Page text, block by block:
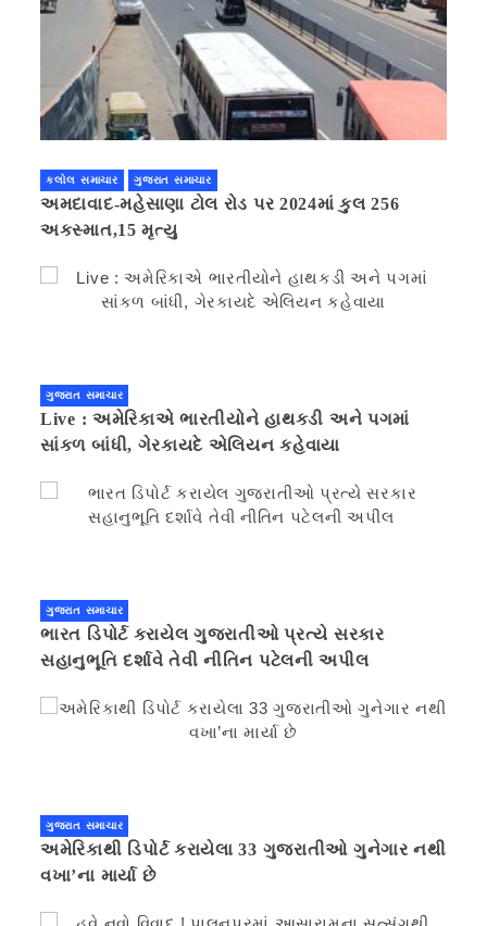
કલોલ સમાચાર ગુજરાત સમાચાર
અમદાવાદ-મહેસાણા ટોલ રોડ પર 2024માં કુલ 256
અકસ્માત,15 મૃત્યુ
ગુજરાત સમાચાર
Live : અમેરિકાએ ભારતીયોને હાથકડી અને પગમાં
સાંકળ બાંધી, ગેરકાયદે એલિયન કહેવાયા
ગુજરાત સમાચાર
ભારત ડિપોર્ટ કરાયેલ ગુજરાતીઓ પ્રત્યે સરકાર
સહાનુભૂતિ દર્શાવે તેવી નીતિન પટેલની અપીલ
ગુજરાત સમાચાર
અમેરિકાથી ડિપોર્ટ કરાયેલા 33 ગુજરાતીઓ ગુનેગાર નથી
વખા’ના માર્યા છે